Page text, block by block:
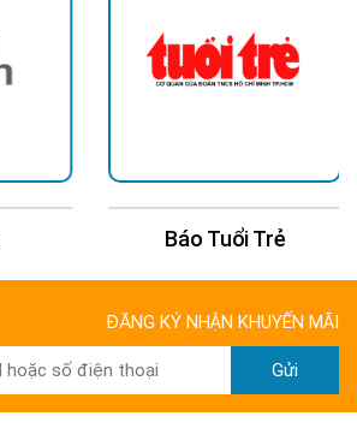
Báo Tuổi Trẻ
ĐĂNG KÝ NHẬN KHUYẾN MÃI
Gửi